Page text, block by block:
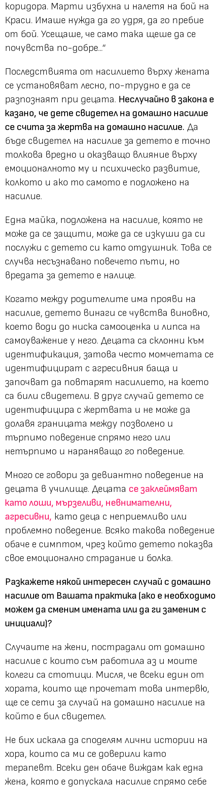
коридора. Марти избухна и налетя на бой на
Краси. Имаше нужда да го удря, да го пребие
от бой. Усещаше, че само така щеше да се
почувства по-добре...“
Последствията от насилието върху жената
се установяват лесно, по-трудно е да се
разпознаят при децата. Неслучайно в закона е
казано, че дете свидетел на домашно насилие
се счита за жертва на домашно насилие. Да
бъде свидетел на насилие за детето е точно
толкова вредно и оказващо влияние върху
емоционалното му и психическо развитие,
колкото и ако то самото е подложено на
насилие.
Една майка, подложена на насилие, която не
може да се защити, може да се изкуши да си
послужи с детето си като отдушник. Това се
случва несъзнавано повечето пъти, но
вредата за детето е налице.
Когато между родителите има прояви на
насилие, детето винаги се чувства виновно,
което води до ниска самооценка и липса на
самоуважение у него. Децата са склонни към
идентификация, затова често момчетата се
идентифицират с агресивния баща и
започват да повтарят насилието, на което
са били свидетели. В друг случай детето се
идентифицира с жертвата и не може да
долавя границата между позволено и
търпимо поведение спрямо него или
нетърпимо и нараняващо го поведение.
Много се говори за девиантно поведение на
децата в училище. Децата се заклеймяват
като лоши, мързеливи, невнимателни,
агресивни, като деца с неприемливо или
проблемно поведение. Всяко такова поведение
обаче е симптом, чрез който детето показва
свое емоционално страдание и болка.
Разкажете някой интересен случай с домашно
насилие от Вашата практика (ако е необходимо
можем да сменим имената или да ги заменим с
инициали)?
Случаите на жени, пострадали от домашно
насилие с които съм работила аз и моите
колеги са стотици. Мисля, че всеки един от
хората, които ще прочетат това интервю,
ще се сети за случай на домашно насилие на
който е бил свидетел.
Не бих искала да споделям лични истории на
хора, които са ми се доверили като
терапевт. Всеки ден обаче виждам как една
жена, която е допускала насилие спрямо себе